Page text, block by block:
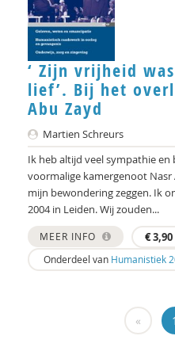
Chenjerai Hove
Gert Jan Geling
Ank Kramer
Atreyee Majumder
Brecht Molenaar
Mieke Moor
Frédéric V ndenberghe
Beate Rössler
Désirée V rweij
‘ Zijn vrijheid
lief’. Bij het
Abu Zayd
Martien Schreurs
Ik heb altijd veel sympathie
voormalige kamergenoot Nasr
mijn bewondering zeggen. Ik
2004 in Leiden. Wij zouden...
MEER INFO €3,90
Onderdeel van Humanistiek
« 1